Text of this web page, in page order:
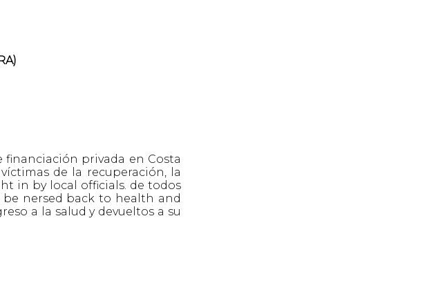
financiación privada en Costa
de la recuperación, la
in by local officials. de todos
be nersed back to health and
a la salud y devueltos a su